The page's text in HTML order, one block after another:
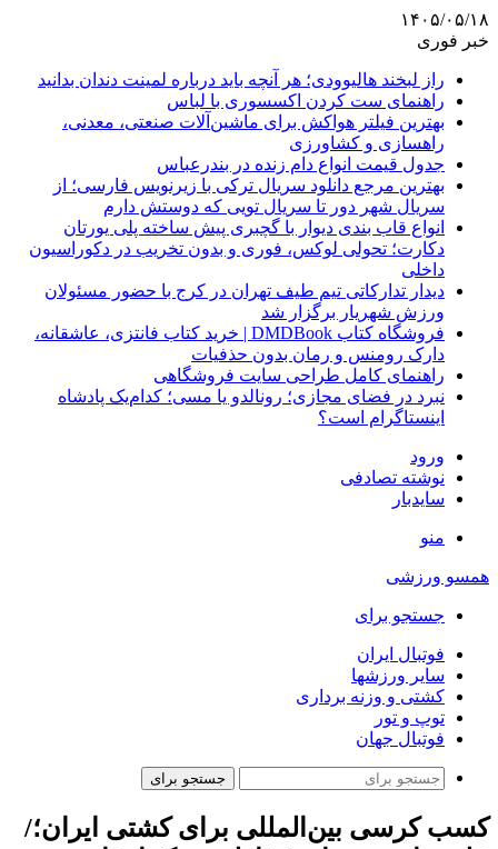
۱۴۰۵/۰۵/۱۸
خبر فوری
راز لبخند هالیوودی؛ هر آنچه باید درباره لمینت دندان بدانید
راهنمای ست کردن اکسسوری با لباس
بهترین فیلتر هواکش برای ماشین‌آلات صنعتی، معدنی،
راهسازی و کشاورزی
جدول قیمت انواع دام زنده در بندرعباس
بهترین مرجع دانلود سریال ترکی با زیرنویس فارسی؛ از
سریال شهر دور تا سریال تویی که دوستش دارم
انواع قاب بندی دیوار با گچبری پیش ساخته پلی یورتان
دکارت؛ تحولی لوکس، فوری و بدون تخریب در دکوراسیون
داخلی
دیدار تدارکاتی تیم طیف تهران در کرج با حضور مسئولان
ورزش شهریار برگزار شد
فروشگاه کتاب DMDBook | خرید کتاب فانتزی، عاشقانه،
دارک رومنس و رمان بدون حذفیات
راهنمای کامل طراحی سایت فروشگاهی
نبرد در فضای مجازی؛ رونالدو یا مسی؛ کدام‌یک پادشاه
اینستاگرام است؟
ورود
نوشته تصادفی
سایدبار
منو
همسو ورزشی
جستجو برای
فوتبال ایران
سایر ورزشها
کشتی و وزنه برداری
توپ و تور
فوتبال جهان
جستجو برای
کسب کرسی بین‌المللی برای کشتی ایران؛/